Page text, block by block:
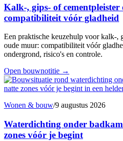
Kalk-, gips- of cementpleister
compatibiliteit vóór gladheid
Een praktische keuzehulp voor kalk-,
oude muur: compatibiliteit vóór
ondergrond, risico's en controle.
Open bouwnotitie →
Wonen & bouw/9 augustus 2026
Waterdichting onder
zones vóór je begint